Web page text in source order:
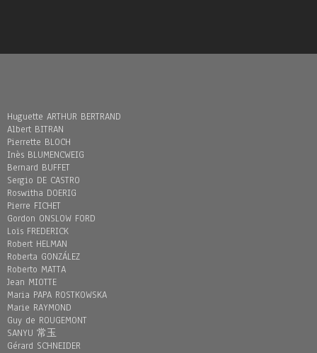
Huguette ARTHUR BERTRAND
Albert BITRAN
Pierrette BLOCH
Inès BLUMENCWEIG
Bernard BUFFET
Sergio DE CASTRO
Roswitha DOERIG
Pierre FICHET
Gordon ONSLOW FORD
Loïs FREDERICK
Robert HELMAN
Roberta GONZÁLEZ
Roberto MATTA
Jean MIOTTE
Maria PAPA ROSTKOWSKA
Marie RAYMOND
Guy de ROUGEMONT
SANYU 常玉
Gérard SCHNEIDER